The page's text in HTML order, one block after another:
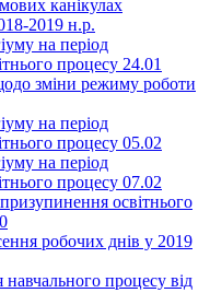
канікулах
2019 н.р.
на період
процесу 24.01
зміни режиму роботи
на період
процесу 05.02
на період
процесу 07.02
освітнього
робочих днів у 2019
процесу від